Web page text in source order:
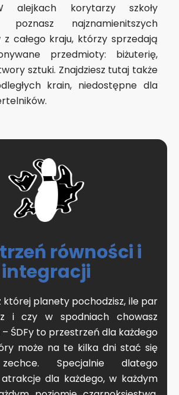
alejkach korytarzy szkoły
poznasz najznamienitszych
z całego kraju, którzy sprzedają
przedmioty: biżuterię,
sztuki. Znajdziesz tutaj także
krain, niedostępne dla
równości i
integracji
której planety pochodzisz, ile par
i czy w spodniach chowasz
ŚDFy to przestrzeń dla każdego
może na te kilka dni stać się
Specjalnie dlatego
dla każdego, w każdym